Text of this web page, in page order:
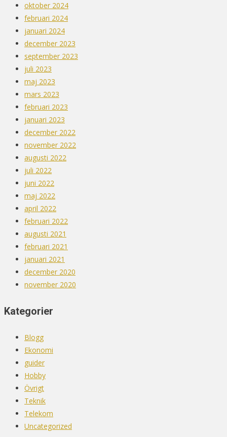
oktober 2024
februari 2024
januari 2024
december 2023
september 2023
juli 2023
maj 2023
mars 2023
februari 2023
januari 2023
december 2022
november 2022
augusti 2022
juli 2022
juni 2022
maj 2022
april 2022
februari 2022
augusti 2021
februari 2021
januari 2021
december 2020
november 2020
Kategorier
Blogg
Ekonomi
guider
Hobby
Övrigt
Teknik
Telekom
Uncategorized